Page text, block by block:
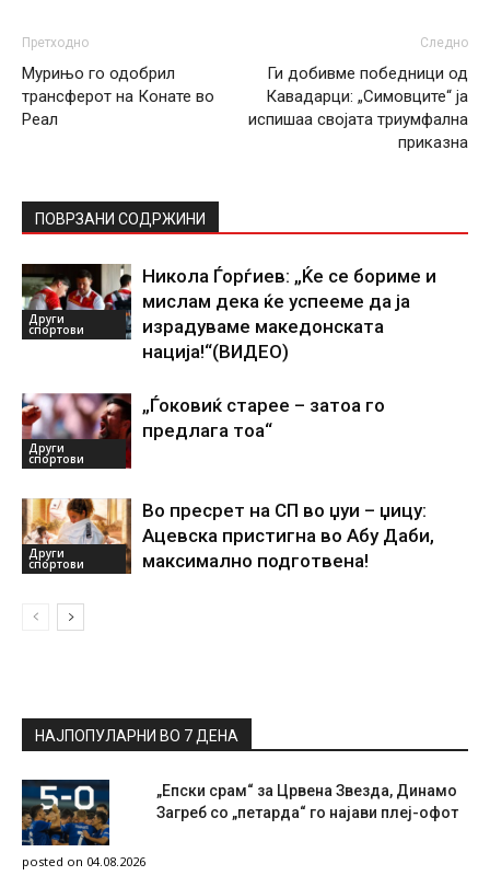
Претходно
Мурињо го одобрил
трансферот на Конате во
Реал
Следно
Ги добивме победници од
Кавадарци: „Симовците“ ја
испишаа својата триумфална
приказна
ПОВРЗАНИ СОДРЖИНИ
Други
спортови
Никола Ѓорѓиев: „Ќе се бориме и
мислам дека ќе успееме да ја
израдуваме македонската
нација!“(ВИДЕО)
Други
спортови
„Ѓоковиќ старее – затоа го
предлага тоа“
Други
спортови
Во пресрет на СП во џуи – џицу:
Ацевска пристигна во Абу Даби,
максимално подготвена!
НАЈПОПУЛАРНИ ВО 7 ДЕНА
„Епски срам“ за Црвена Звезда, Динамо
Загреб со „петарда“ го најави плеј-офот
posted on 04.08.2026